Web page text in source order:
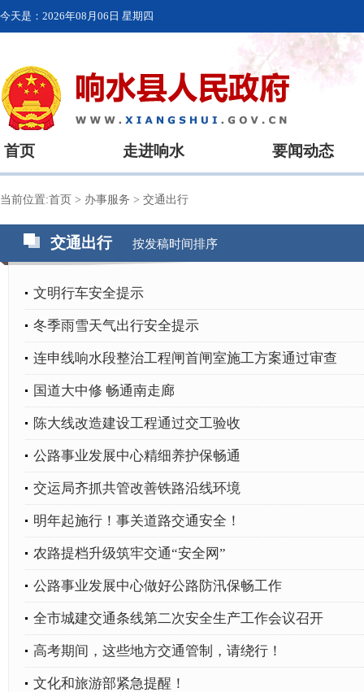
今天是： 2026年08月06日 星期四
首页 走进响水 要闻动态
当前位置:首页 > 办事服务 > 交通出行
交通出行 按发稿时间排序
文明行车安全提示
冬季雨雪天气出行安全提示
连申线响水段整治工程闸首闸室施工方案通过审查
国道大中修 畅通南走廊
陈大线改造建设工程通过交工验收
公路事业发展中心精细养护保畅通
交运局齐抓共管改善铁路沿线环境
明年起施行！事关道路交通安全！
农路提档升级筑牢交通“安全网”
公路事业发展中心做好公路防汛保畅工作
全市城建交通条线第二次安全生产工作会议召开
高考期间，这些地方交通管制，请绕行！
文化和旅游部紧急提醒！